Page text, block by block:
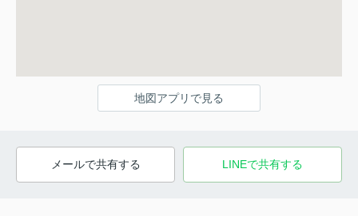
地図アプリで見る
メールで共有する LINEで共有する